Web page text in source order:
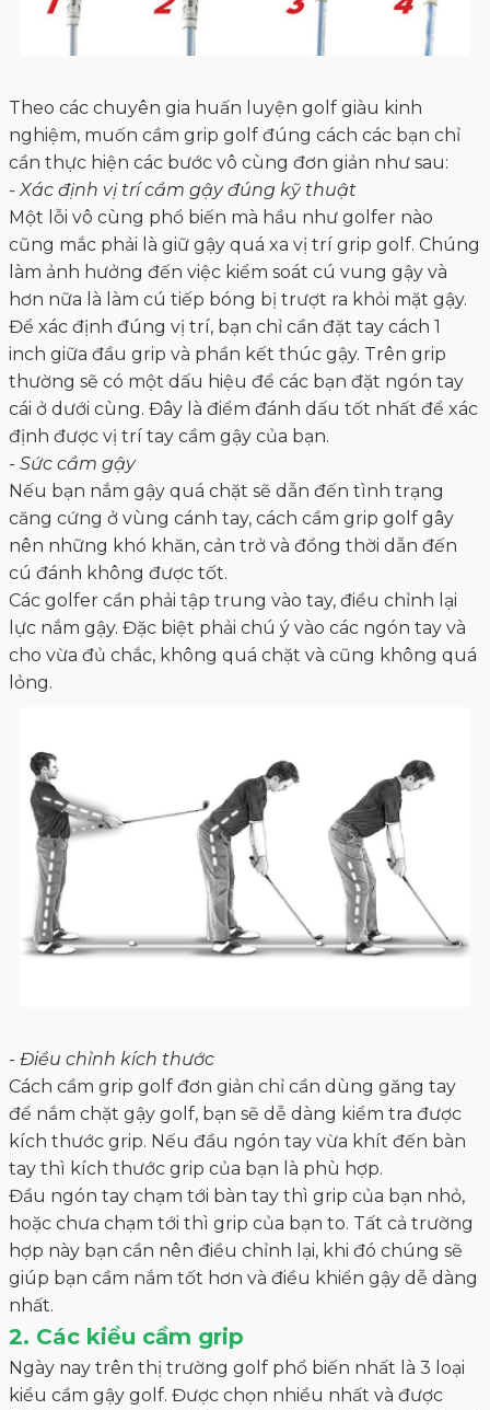
Theo các chuyên gia huấn luyện golf giàu kinh
nghiệm, muốn cầm grip golf đúng cách các bạn chỉ
cần thực hiện các bước vô cùng đơn giản như sau:
- Xác định vị trí cầm gậy đúng kỹ thuật
Một lỗi vô cùng phổ biến mà hầu như golfer nào
cũng mắc phải là giữ gậy quá xa vị trí grip golf. Chúng
làm ảnh hưởng đến việc kiểm soát cú vung gậy và
hơn nữa là làm cú tiếp bóng bị trượt ra khỏi mặt gậy.
Để xác định đúng vị trí, bạn chỉ cần đặt tay cách 1
inch giữa đầu grip và phần kết thúc gậy. Trên grip
thường sẽ có một dấu hiệu để các bạn đặt ngón tay
cái ở dưới cùng. Đây là điểm đánh dấu tốt nhất để xác
định được vị trí tay cầm gậy của bạn.
- Sức cầm gậy
Nếu bạn nắm gậy quá chặt sẽ dẫn đến tình trạng
căng cứng ở vùng cánh tay, cách cầm grip golf gây
nên những khó khăn, cản trở và đồng thời dẫn đến
cú đánh không được tốt.
Các golfer cần phải tập trung vào tay, điều chỉnh lại
lực nắm gậy. Đặc biệt phải chú ý vào các ngón tay và
cho vừa đủ chắc, không quá chặt và cũng không quá
lỏng.
- Điều chỉnh kích thước
Cách cầm grip golf đơn giản chỉ cần dùng găng tay
để nắm chặt gậy golf, bạn sẽ dễ dàng kiểm tra được
kích thước grip. Nếu đầu ngón tay vừa khít đến bàn
tay thì kích thước grip của bạn là phù hợp.
Đầu ngón tay chạm tới bàn tay thì grip của bạn nhỏ,
hoặc chưa chạm tới thì grip của bạn to. Tất cả trường
hợp này bạn cần nên điều chỉnh lại, khi đó chúng sẽ
giúp bạn cầm nắm tốt hơn và điều khiển gậy dễ dàng
nhất.
2. Các kiểu cầm grip
Ngày nay trên thị trường golf phổ biến nhất là 3 loại
kiểu cầm gậy golf. Được chọn nhiều nhất và được